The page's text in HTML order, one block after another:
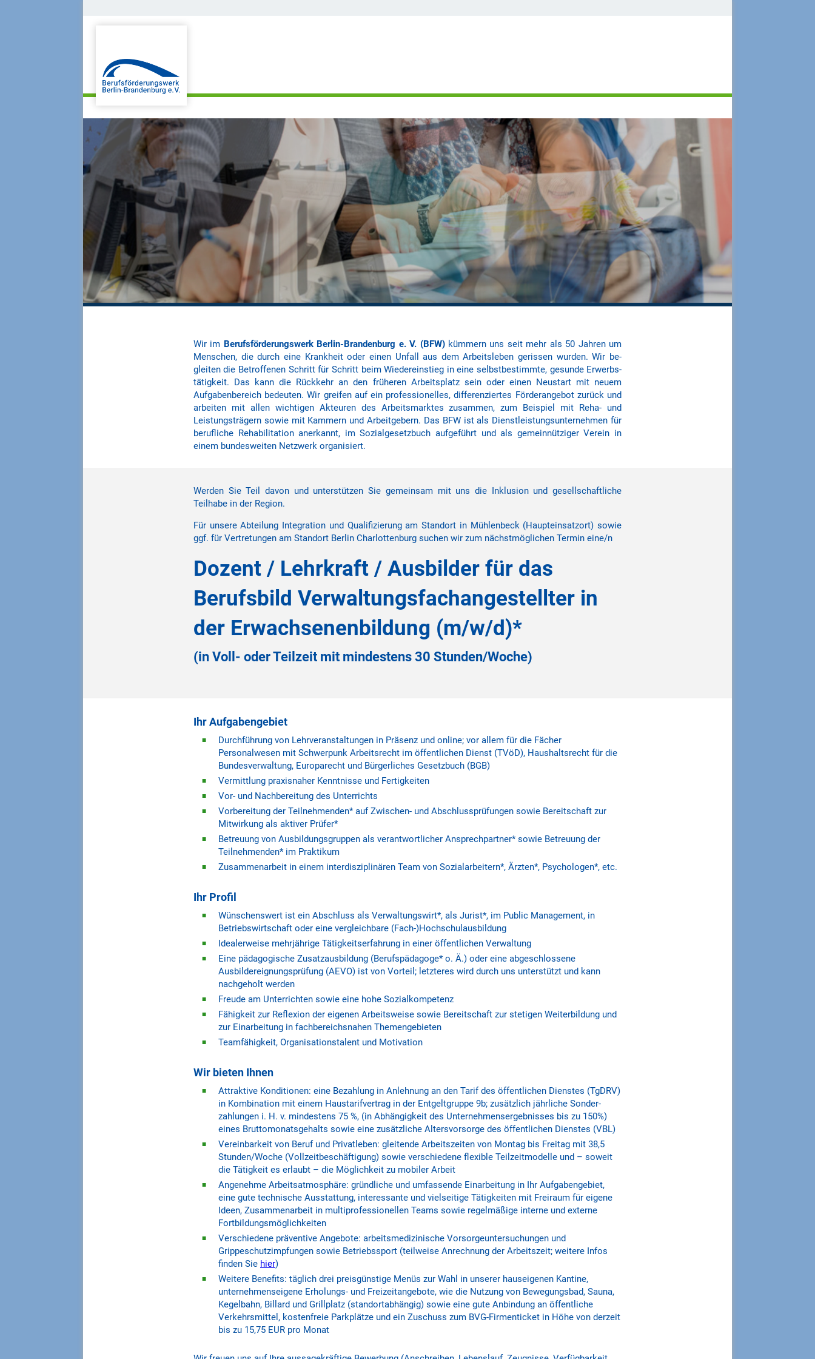
Wir im Berufsförderungswerk Berlin-Brandenburg e. V. (BFW) kümmern uns seit mehr als 50 Jahren um
Men­schen, die durch eine Krank­heit oder einen Un­fall aus dem Arbeits­leben gerissen wurden. Wir be­
gleiten die Be­troffenen Schritt für Schritt beim Wieder­einstieg in eine selbst­bestimmte, gesunde Erwerbs­
tätig­keit. Das kann die Rück­kehr an den früheren Arbeitsplatz sein oder einen Neu­start mit neuem
Aufgaben­bereich bedeuten. Wir greifen auf ein professionelles, differenziertes Förder­angebot zurück und
arbeiten mit allen wichtigen Akteuren des Arbeits­marktes zusammen, zum Beispiel mit Reha- und
Leistungs­trägern sowie mit Kammern und Arbeit­gebern. Das BFW ist als Dienst­leistungs­unter­nehmen für
berufliche Rehabilitation anerkannt, im Sozial­gesetz­buch aufgeführt und als gemeinnütziger Verein in
einem bundesweiten Netzwerk organisiert.
Werden Sie Teil davon und unterstützen Sie gemeinsam mit uns die Inklusion und gesellschaftliche
Teilhabe in der Region.
Für unsere Abteilung Integration und Qualifizierung am Standort in Mühlenbeck (Haupteinsatzort) sowie
ggf. für Vertretungen am Standort Berlin Charlottenburg suchen wir zum nächstmöglichen Termin eine/n
Dozent / Lehrkraft / Ausbilder für das
Berufsbild Verwaltungsfachangestellter in
der Erwachsenenbildung (m/w/d)*
(in Voll- oder Teilzeit mit mindestens 30 Stunden/Woche)
Ihr Aufgabengebiet
Durchführung von Lehrveranstaltungen in Präsenz und online; vor allem für die Fächer
Personalwesen mit Schwerpunk Arbeitsrecht im öffentlichen Dienst (TVöD), Haushaltsrecht für die
Bundesverwaltung, Europarecht und Bürgerliches Gesetzbuch (BGB)
Vermittlung praxisnaher Kenntnisse und Fertigkeiten
Vor- und Nachbereitung des Unterrichts
Vorbereitung der Teilnehmenden* auf Zwischen- und Abschlussprüfungen sowie Bereitschaft zur
Mitwirkung als aktiver Prüfer*
Betreuung von Ausbildungsgruppen als verantwortlicher Ansprechpartner* sowie Betreuung der
Teilnehmenden* im Praktikum
Zusammenarbeit in einem interdisziplinären Team von Sozialarbeitern*, Ärzten*, Psychologen*, etc.
Ihr Profil
Wünschenswert ist ein Abschluss als Verwaltungswirt*, als Jurist*, im Public Management, in
Betriebswirtschaft oder eine vergleichbare (Fach-)Hochschulausbildung
Idealerweise mehrjährige Tätigkeitserfahrung in einer öffentlichen Verwaltung
Eine pädagogische Zusatzausbildung (Berufspädagoge* o. Ä.) oder eine abgeschlossene
Ausbildereignungsprüfung (AEVO) ist von Vorteil; letzteres wird durch uns unterstützt und kann
nachgeholt werden
Freude am Unterrichten sowie eine hohe Sozialkompetenz
Fähigkeit zur Reflexion der eigenen Arbeitsweise sowie Bereitschaft zur stetigen Weiterbildung und
zur Einarbeitung in fachbereichsnahen Themengebieten
Teamfähigkeit, Organisationstalent und Motivation
Wir bieten Ihnen
Attraktive Konditionen: eine Bezahlung in Anlehnung an den Tarif des öffentlichen Dienstes (TgDRV)
in Kombination mit einem Haustarifvertrag in der Entgeltgruppe 9b; zusätzlich jährliche Sonder-
zahlungen i. H. v. mindestens 75 %, (in Abhängigkeit des Unternehmensergebnisses bis zu 150%)
eines Bruttomonatsgehalts sowie eine zusätzliche Altersvorsorge des öffentlichen Dienstes (VBL)
Vereinbarkeit von Beruf und Privatleben: gleitende Arbeitszeiten von Montag bis Freitag mit 38,5
Stunden/Woche (Vollzeitbeschäftigung) sowie verschiedene flexible Teilzeitmodelle und – soweit
die Tätigkeit es erlaubt – die Möglichkeit zu mobiler Arbeit
Angenehme Arbeitsatmosphäre: gründliche und umfassende Einarbeitung in Ihr Aufgabengebiet,
eine gute technische Ausstattung, interessante und vielseitige Tätigkeiten mit Freiraum für eigene
Ideen, Zusammenarbeit in multiprofessionellen Teams sowie regelmäßige interne und externe
Fortbildungsmöglichkeiten
Verschiedene präventive Angebote: arbeitsmedizinische Vorsorgeuntersuchungen und
Grippeschutzimpfungen sowie Betriebssport (teilweise Anrechnung der Arbeitszeit; weitere Infos
finden Sie hier)
Weitere Benefits: täglich drei preisgünstige Menüs zur Wahl in unserer hauseigenen Kantine,
unternehmenseigene Erholungs- und Freizeitangebote, wie die Nutzung von Bewegungsbad, Sauna,
Kegelbahn, Billard und Grillplatz (standortabhängig) sowie eine gute Anbindung an öffentliche
Verkehrsmittel, kostenfreie Parkplätze und ein Zuschuss zum BVG-Firmenticket in Höhe von derzeit
bis zu 15,75 EUR pro Monat